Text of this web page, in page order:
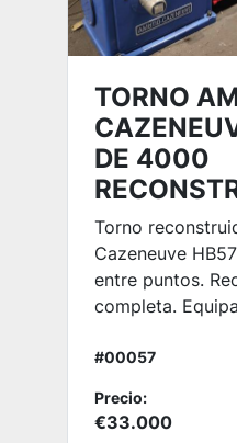
TORNO
DE 4000
Torno
Cazeneuve
entre puntos.
completa.
#00057
Precio:
€33.000